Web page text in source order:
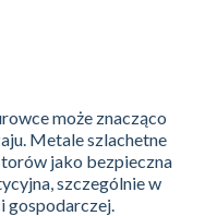
może znacząco
Metale szlachetne
jako bezpieczna
szczególnie w
gospodarczej.